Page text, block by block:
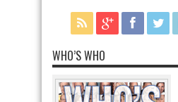
WHO’S WHO